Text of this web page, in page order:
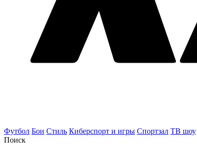
Футбол Бои Стиль Киберспорт и игры Спортзал ТВ шоу
Поиск